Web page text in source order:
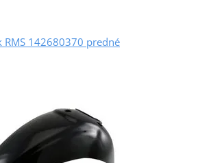
RMS 142680370 predné